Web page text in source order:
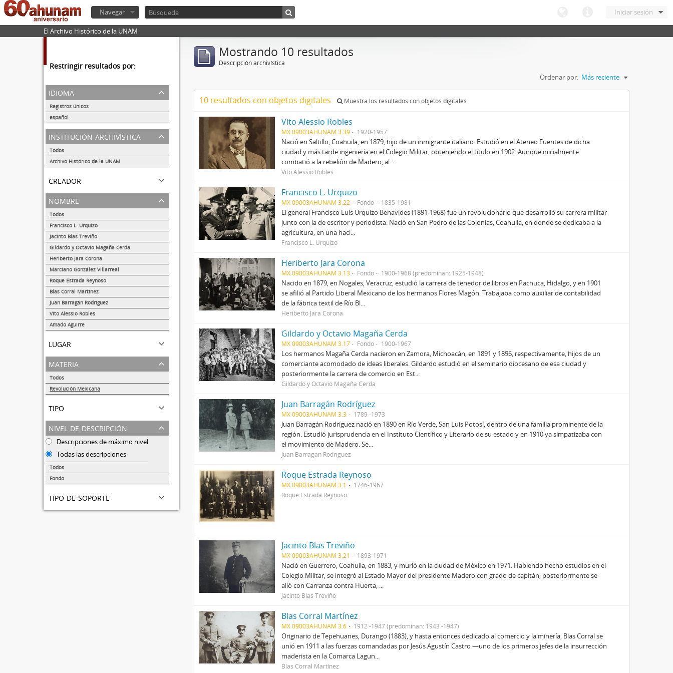
Iniciar sesión
Navegar
El Archivo Histórico de la UNAM
Restringir resultados por:
idioma
Registros únicos
español
10
institución archivística
Todos
Archivo Histórico de la UNAM
creador
nombre
Todos
Francisco L. Urquizo
Jacinto Blas Treviño
Gildardo y Octavio Magaña Cerda
Heriberto Jara Corona
Marciano González Villarreal
Roque Estrada Reynoso
Blas Corral Martínez
Juan Barragán Rodríguez
Vito Alessio Robles
Amado Aguirre
lugar
materia
Todos
Revolución Mexicana
tipo
nivel de descripción
Descripciones de máximo nivel
Todas las descripciones
Todos
Fondo
tipo de soporte
Mostrando 10 resultados
Descripción archivística
Ordenar por: Más reciente
10 resultados con objetos digitales Muestra los resultados con objetos digitales
Vito Alessio Robles
MX 09003AHUNAM 3.39 1920-1957
Nació en Saltillo, Coahuila, en 1879, hijo de un inmigrante italiano. Estudió en el Ateneo Fuentes de dicha
ciudad y más tarde ingeniería en el Colegio Militar, obteniendo el título en 1902. Aunque inicialmente
combatió a la rebelión de Madero, al...
Vito Alessio Robles
Francisco L. Urquizo
MX 09003AHUNAM 3.22 Fondo 1835-1981
El general Francisco Luis Urquizo Benavides (1891-1968) fue un revolucionario que desarrolló su carrera militar
junto con la de escritor y periodista. Nació en San Pedro de las Colonias, Coahuila, en donde se dedicaba a la
agricultura, en una haci...
Francisco L. Urquizo
Heriberto Jara Corona
MX 09003AHUNAM 3.13 Fondo 1900-1968 (predominan: 1925-1948)
Nacido en 1879, en Nogales, Veracruz, estudió la carrera de tenedor de libros en Pachuca, Hidalgo, y en 1901
se afilió al Partido Liberal Mexicano de los hermanos Flores Magón. Trabajaba como auxiliar de contabilidad
de la fábrica textil de Río Bl...
Heriberto Jara Corona
Gildardo y Octavio Magaña Cerda
MX 09003AHUNAM 3.17 Fondo 1900-1967
Los hermanos Magaña Cerda nacieron en Zamora, Michoacán, en 1891 y 1896, respectivamente, hijos de un
comerciante acomodado de ideas liberales. Gildardo estudió en el seminario diocesano de esa ciudad y
posteriormente la carrera de comercio en Est...
Gildardo y Octavio Magaña Cerda
Juan Barragán Rodríguez
MX 09003AHUNAM 3.3 1789 -1973
Juan Barragán Rodríguez nació en 1890 en Río Verde, San Luis Potosí, dentro de una familia prominente de la
región. Estudió jurisprudencia en el Instituto Científico y Literario de su estado y en 1910 ya simpatizaba con
el movimiento de Madero. Se...
Juan Barragán Rodríguez
Roque Estrada Reynoso
MX 09003AHUNAM 3.1
1746-1967
Roque Estrada Reynoso
Jacinto Blas Treviño
MX 09003AHUNAM 3.21 1893-1971
Nació en Guerrero, Coahuila, en 1883, y murió en la ciudad de México en 1971. Habiendo hecho estudios en el
Colegio Militar, se integró al Estado Mayor del presidente Madero con grado de capitán; posteriormente se
alió con Carranza contra Huerta, ...
Jacinto Blas Treviño
Blas Corral Martínez
MX 09003AHUNAM 3.6 1912 -1947 (predominan: 1943 -1947)
Originario de Tepehuanes, Durango (1883), y hasta entonces dedicado al comercio y la minería, Blas Corral se
unió en 1911 a las fuerzas comandadas por Jesús Agustín Castro —uno de los primeros jefes de la insurrección
maderista en la Comarca Lagun...
Blas Corral Martínez